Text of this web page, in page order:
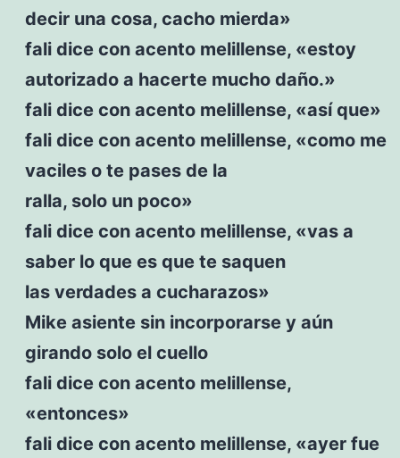
decir una cosa, cacho mierda»
fali dice con acento melillense, «estoy
autorizado a hacerte mucho daño.»
fali dice con acento melillense, «así que»
fali dice con acento melillense, «como me
vaciles o te pases de la
ralla, solo un poco»
fali dice con acento melillense, «vas a
saber lo que es que te saquen
las verdades a cucharazos»
Mike asiente sin incorporarse y aún
girando solo el cuello
fali dice con acento melillense,
«entonces»
fali dice con acento melillense, «ayer fue